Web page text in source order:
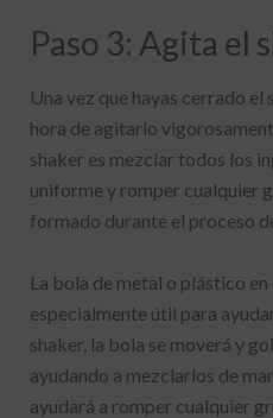
Paso 3: Agita el
Una vez que hayas cerrado el
hora de agitarlo
shaker es mezclar todos los
uniforme y romper cualquier
formado durante el proceso
La bola de metal o plástico
especialmente útil para
shaker, la bola se moverá y
ayudando a mezclarlos de
ayudará a romper cualquier